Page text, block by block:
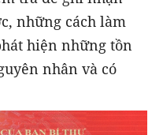
những cách làm
hiện những tồn
nhân và có